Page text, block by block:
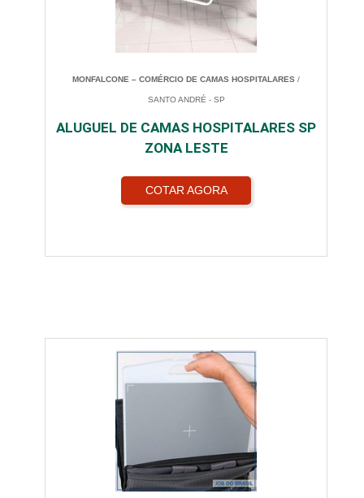
MONFALCONE – COMÉRCIO DE CAMAS HOSPITALARES /
SANTO ANDRÉ - SP
ALUGUEL DE CAMAS HOSPITALARES SP
ZONA LESTE
COTAR AGORA